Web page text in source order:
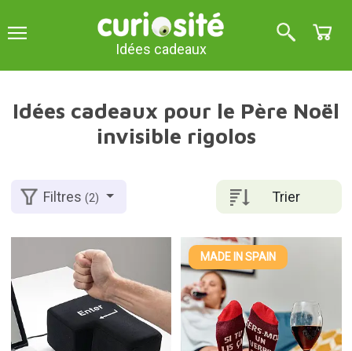
Idées cadeaux
Idées cadeaux pour le Père Noël
invisible rigolos
Trier
Filtres(2)
MADE IN SPAIN